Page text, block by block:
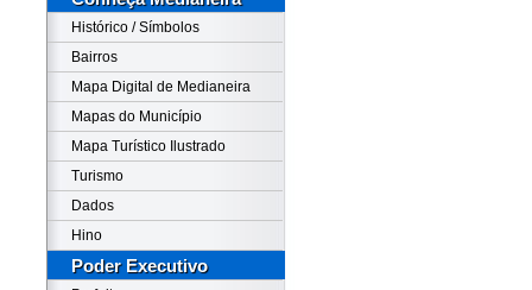
Histórico / Símbolos
Bairros
Mapa Digital de Medianeira
Mapas do Município
Mapa Turístico Ilustrado
Turismo
Dados
Hino
Poder Executivo